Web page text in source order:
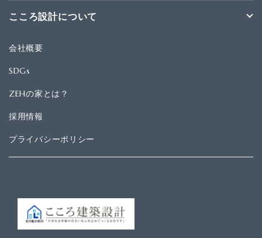
こころ設計について
会社概要
SDGs
ZEHの家とは？
採用情報
プライバシーポリシー